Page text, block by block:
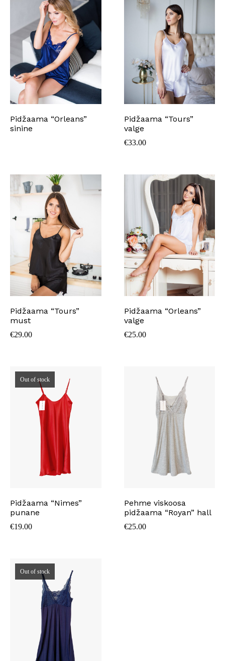
Pidžaama “Orleans”
sinine
Pidžaama “Tours”
valge
€33.00
Pidžaama “Tours”
must
€29.00
Pidžaama “Orleans”
valge
€25.00
Out of stock
Pidžaama “Nimes”
punane
€19.00
Pehme viskoosa
pidžaama “Royan” hall
€25.00
Out of stock